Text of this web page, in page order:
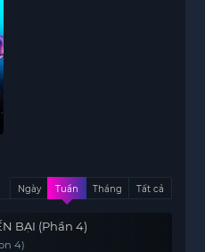
Ngày Tuần Tháng Tất cả
BẠI (Phần 4)
4)